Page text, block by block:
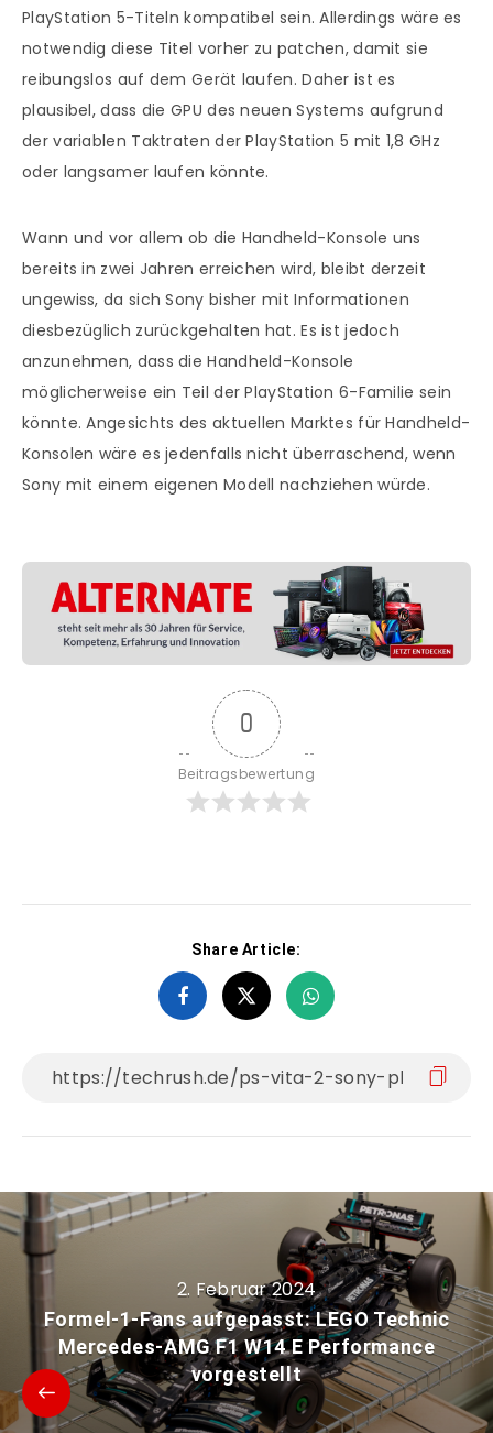
PlayStation 5-Titeln kompatibel sein. Allerdings wäre es
notwendig diese Titel vorher zu patchen, damit sie
reibungslos auf dem Gerät laufen. Daher ist es
plausibel, dass die GPU des neuen Systems aufgrund
der variablen Taktraten der PlayStation 5 mit 1,8 GHz
oder langsamer laufen könnte.
Wann und vor allem ob die Handheld-Konsole uns
bereits in zwei Jahren erreichen wird, bleibt derzeit
ungewiss, da sich Sony bisher mit Informationen
diesbezüglich zurückgehalten hat. Es ist jedoch
anzunehmen, dass die Handheld-Konsole
möglicherweise ein Teil der PlayStation 6-Familie sein
könnte. Angesichts des aktuellen Marktes für Handheld-
Konsolen wäre es jedenfalls nicht überraschend, wenn
Sony mit einem eigenen Modell nachziehen würde.
0
Beitragsbewertung
Share Article:
2. Februar 2024
Formel-1-Fans aufgepasst: LEGO Technic
Mercedes-AMG F1 W14 E Performance
vorgestellt